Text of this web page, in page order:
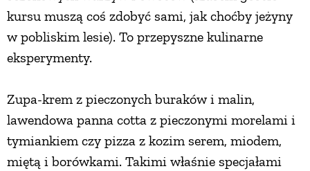
kursu muszą coś zdobyć sami, jak choćby jeżyny
w pobliskim lesie). To przepyszne kulinarne
eksperymenty.
Zupa-krem z pieczonych buraków i malin,
lawendowa panna cotta z pieczonymi morelami i
tymiankiem czy pizza z kozim serem, miodem,
miętą i borówkami. Takimi właśnie specjałami